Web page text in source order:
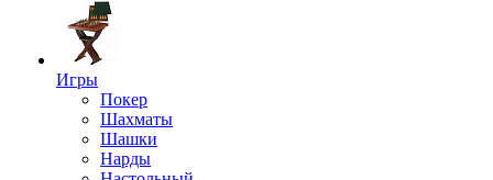
Игры
Покер
Шахматы
Шашки
Нарды